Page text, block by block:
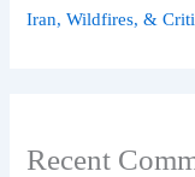
Iran, Wildfires, &
Recent